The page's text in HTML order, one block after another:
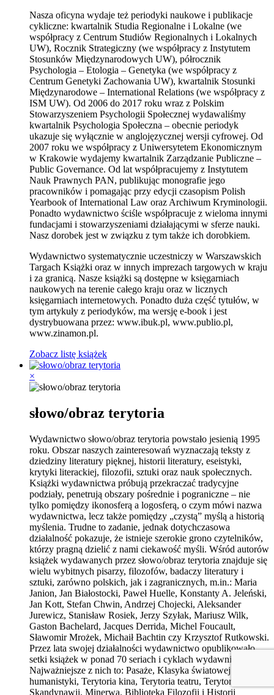
Nasza oficyna wydaje też periodyki naukowe i publikacje
cykliczne: kwartalnik Studia Regionalne i Lokalne (we
współpracy z Centrum Studiów Regionalnych i Lokalnych
UW), Rocznik Strategiczny (we współpracy z Instytutem
Stosunków Międzynarodowych UW), półrocznik
Psychologia – Etologia – Genetyka (we współpracy z
Centrum Genetyki Zachowania UW), kwartalnik Stosunki
Międzynarodowe – International Relations (we współpracy z
ISM UW). Od 2006 do 2017 roku wraz z Polskim
Stowarzyszeniem Psychologii Społecznej wydawaliśmy
kwartalnik Psychologia Społeczna – obecnie periodyk
ukazuje się wyłącznie w anglojęzycznej wersji cyfrowej. Od
2007 roku we współpracy z Uniwersytetem Ekonomicznym
w Krakowie wydajemy kwartalnik Zarządzanie Publiczne –
Public Governance. Od lat współpracujemy z Instytutem
Nauk Prawnych PAN, publikując monografie jego
pracowników i pomagając przy edycji czasopism Polish
Yearbook of International Law oraz Archiwum Kryminologii.
Ponadto wydawnictwo ściśle współpracuje z wieloma innymi
fundacjami i stowarzyszeniami działającymi w sferze nauki.
Nasz dorobek jest w związku z tym także ich dorobkiem.
Wydawnictwo systematycznie uczestniczy w Warszawskich
Targach Książki oraz w innych imprezach targowych w kraju
i za granicą. Nasze książki są dostępne w księgarniach
naukowych na terenie całego kraju oraz w licznych
księgarniach internetowych. Ponadto duża część tytułów, w
tym artykuły z periodyków, ma wersję e-book i jest
dystrybuowana przez: www.ibuk.pl, www.publio.pl,
www.zinamon.pl.
Zobacz listę książek
×
słowo/obraz terytoria
Wydawnictwo słowo/obraz terytoria powstało jesienią 1995
roku. Obszar naszych zainteresowań wyznaczają teksty z
dziedziny literatury pięknej, historii literatury, eseistyki,
krytyki literackiej, filozofii, sztuki oraz nauk społecznych.
Książki wydawnictwa próbują przekraczać tradycyjne
podziały, penetrują obszary pośrednie i pograniczne – nie
tylko pomiędzy ikonosferą a logosferą, o czym mówi nazwa
wydawnictwa, lecz także pomiędzy „czystą” myślą a historią
myślenia. Trudne to zadanie, jednak dotychczasowa
działalność pokazuje, że istnieje szerokie grono czytelników,
którzy pragną dzielić z nami ciekawość myśli. Wśród autorów
książek wydawanych przez słowo/obraz terytoria znajduje się
wielu wybitnych pisarzy, filozofów, badaczy literatury i
sztuki, zarówno polskich, jak i zagranicznych, m.in.: Maria
Janion, Jan Białostocki, Paweł Huelle, Konstanty A. Jeleński,
Jan Kott, Stefan Chwin, Andrzej Chojecki, Aleksander
Jurewicz, Stanisław Rosiek, Jerzy Szyłak, Mariusz Wilk,
Gaston Bachelard, Jacques Derrida, Michel Foucault,
Sławomir Mrożek, Michaił Bachtin czy Krzysztof Rutkowski.
Przez lata swojej działalności wydawnictwo opublikowało
setki książek w ponad 70 seriach i cyklach wydawniczych.
Najważniejsze z nich to: Pasaże, Klasyka światowej
humanistyki, Terytoria kina, Terytoria teatru, Terytoria
Skandynawii, Minerwa. Biblioteka Filozofii i Historii